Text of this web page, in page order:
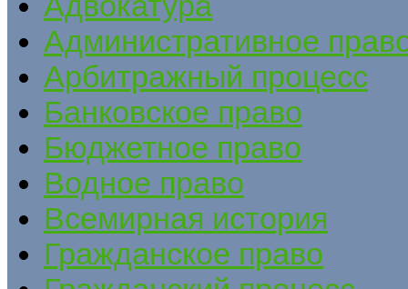
Административное
Арбитражный процесс
Банковское право
Бюджетное право
Водное право
Всемирная история
Гражданское право